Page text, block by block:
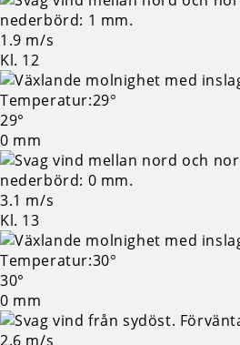
1.9 m/s
Kl. 12
29°
0 mm
3.1 m/s
Kl. 13
30°
0 mm
2.6 m/s